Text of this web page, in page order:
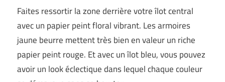
Faites ressortir la zone derrière votre îlot central
avec un papier peint floral vibrant. Les armoires
jaune beurre mettent très bien en valeur un riche
papier peint rouge. Et avec un îlot bleu, vous pouvez
avoir un look éclectique dans lequel chaque couleur